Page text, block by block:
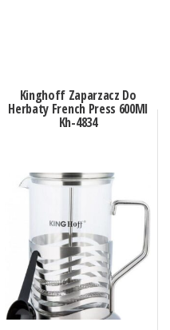
Kinghoff Zaparzacz Do
Herbaty French Press 600Ml
Kh-4834